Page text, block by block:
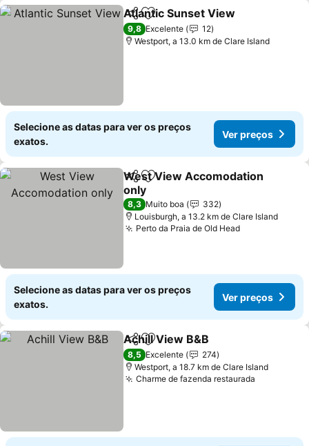
PartilharAdicionar aos favoritos
Atlantic Sunset View
9,8 Excelente
12
Westport, a 13.0 km de Clare Island
Selecione as datas para ver os preços
exatos.
Ver preços
PartilharAdicionar aos favoritos
West View Accomodation
only
Ver preços
8,3 Muito boa
332
Louisburgh, a 13.2 km de Clare Island
Perto da Praia de Old HeadVer preços
Selecione as datas para ver os preços
exatos.
Ver preços
PartilharAdicionar aos favoritos
Achill View B&B
8,5 Excelente
274
Westport, a 18.7 km de Clare Island
Charme de fazenda restaurada